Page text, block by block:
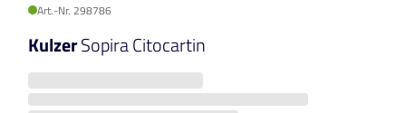
Art.-Nr. 298786
KulzerSopira Citocartin